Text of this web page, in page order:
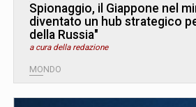
Spionaggio, il Giappone nel
diventato un hub strategico
della Russia"
a cura della redazione
MONDO